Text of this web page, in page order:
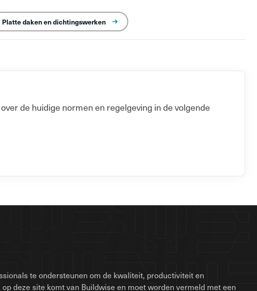
Platte daken en dichtingswerken
de huidige normen en regelgeving in de volgende
te ondersteunen om de kwaliteit, productiviteit en
deze site komt van Buildwise en moet worden vermeld met een